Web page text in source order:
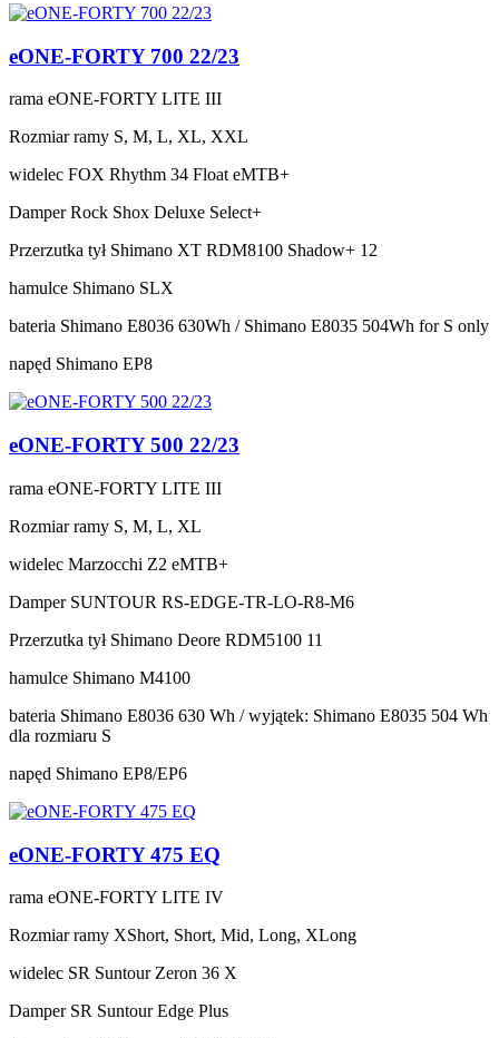
eONE-FORTY 700 22/23
rama eONE-FORTY LITE III
Rozmiar ramy S, M, L, XL, XXL
widelec FOX Rhythm 34 Float eMTB+
Damper Rock Shox Deluxe Select+
Przerzutka tył Shimano XT RDM8100 Shadow+ 12
hamulce Shimano SLX
bateria Shimano E8036 630Wh / Shimano E8035 504Wh for S only
napęd Shimano EP8
eONE-FORTY 500 22/23
rama eONE-FORTY LITE III
Rozmiar ramy S, M, L, XL
widelec Marzocchi Z2 eMTB+
Damper SUNTOUR RS-EDGE-TR-LO-R8-M6
Przerzutka tył Shimano Deore RDM5100 11
hamulce Shimano M4100
bateria Shimano E8036 630 Wh / wyjątek: Shimano E8035 504 Wh
dla rozmiaru S
napęd Shimano EP8/EP6
eONE-FORTY 475 EQ
rama eONE-FORTY LITE IV
Rozmiar ramy XShort, Short, Mid, Long, XLong
widelec SR Suntour Zeron 36 X
Damper SR Suntour Edge Plus